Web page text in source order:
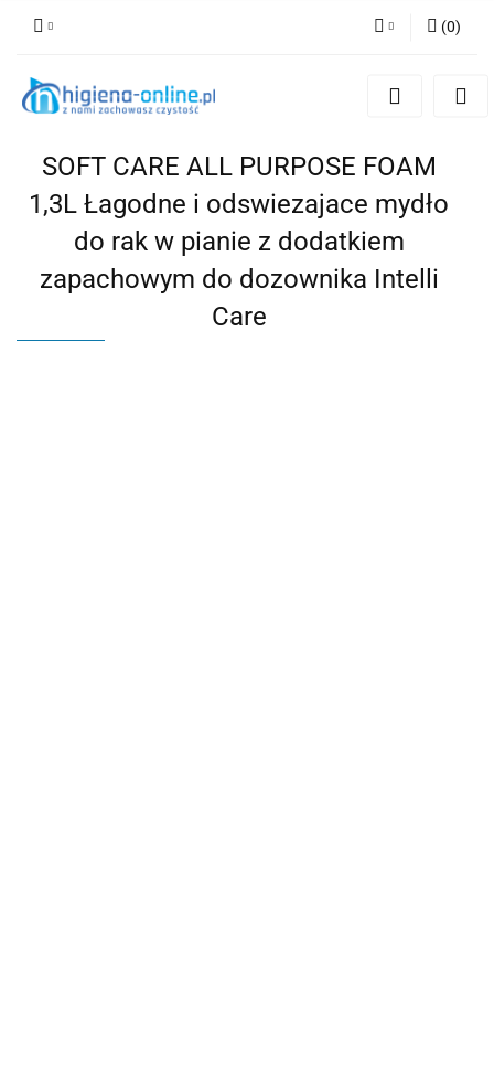
Zaloguj się
(0)
SOFT CARE ALL PURPOSE FOAM
1,3L Łagodne i odswiezajace mydło
do rak w pianie z dodatkiem
zapachowym do dozownika Intelli
Care